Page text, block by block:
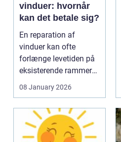
vinduer: hvornår
kan det betale sig?
En reparation af
vinduer kan ofte
forlænge levetiden på
eksisterende rammer
og glas med ...
08 January 2026